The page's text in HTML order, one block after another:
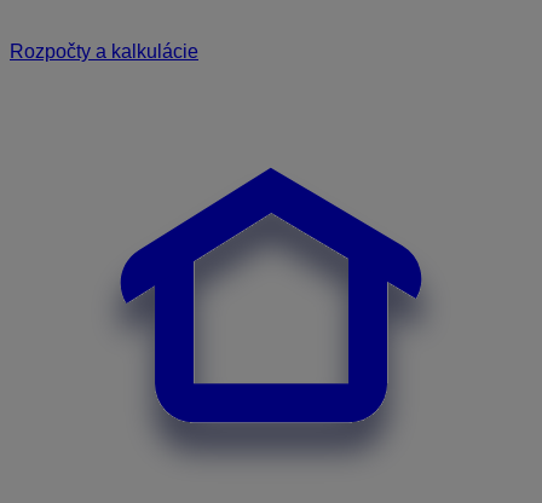
Rozpočty a kalkulácie